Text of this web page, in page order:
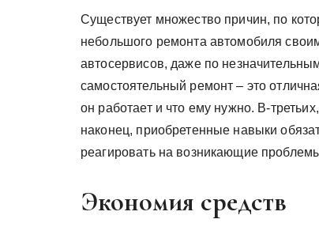
Существует множество причин, по
небольшого ремонта автомобиля
автосервисов, даже по
самостоятельный ремонт – это
он работает и что ему нужно. В-
наконец, приобретенные навыки
реагировать на возникающие
Экономия средств